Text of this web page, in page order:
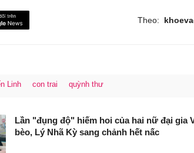
Theo:
Linh con trai quỳnh thư
Lần "đụng độ" hiếm hoi của hai nữ đại gia
bèo, Lý Nhã Kỳ sang chảnh hết nấc